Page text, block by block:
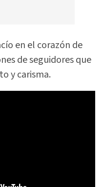
en el corazón de
de seguidores que
y carisma.